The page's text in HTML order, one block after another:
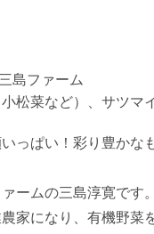
島ファーム
松菜など）、サツマ
っぱい！彩り豊かな
ームの三島淳寛です。
家になり、有機野菜